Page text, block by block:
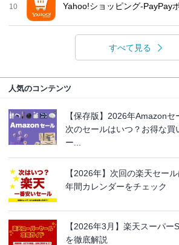
10 Yahoo!ショッピング-PayPay
すべて見る
人気のコンテンツ
【保存版】2026年Amazonセ
次のセールはいつ？お得な買
ー...
【2026年】次回の楽天セー
年間カレンダーをチェック
【2026年3月】楽天スーパー
を徹底解説